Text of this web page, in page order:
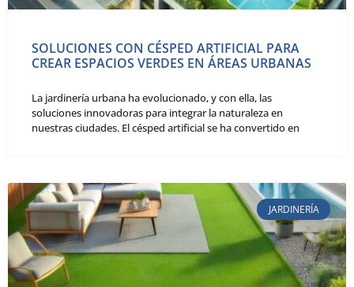
SOLUCIONES CON CÉSPED ARTIFICIAL PARA
CREAR ESPACIOS VERDES EN ÁREAS URBANAS
La jardinería urbana ha evolucionado, y con ella, las
soluciones innovadoras para integrar la naturaleza en
nuestras ciudades. El césped artificial se ha convertido en
JARDINERÍA